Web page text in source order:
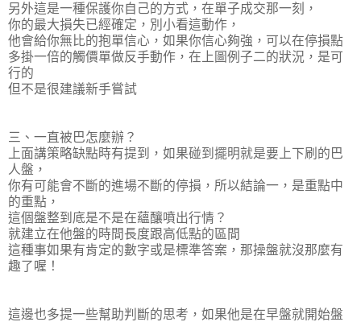
另外這是一種保護你自己的方式，在單子成交那一刻，
你的最大損失已經確定，別小看這動作，
他會給你無比的抱單信心，如果你信心夠強，可以在停損點
多掛一倍的觸價單做反手動作，在上圖例子二的狀況，是可
行的
但不是很建議新手嘗試
三、一直被巴怎麼辦？
上面講策略缺點時有提到，如果碰到擺明就是要上下刷的巴
人盤，
你有可能會不斷的進場不斷的停損，所以結論一，是重點中
的重點，
這個盤整到底是不是在蘊釀噴出行情？
就建立在他盤的時間長度跟高低點的區間
這種事如果有肯定的數字或是標準答案，那操盤就沒那麼有
趣了喔！
這邊也多提一些幫助判斷的思考，如果他是在早盤就開始盤